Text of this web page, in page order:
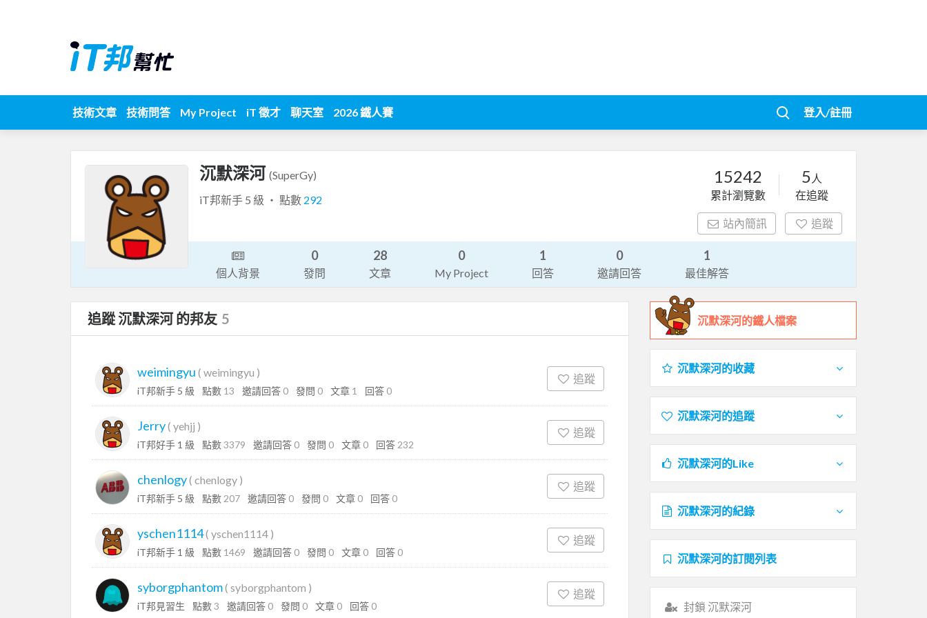
技術文章 技術問答 My Project iT 徵才 聊天室 2026 鐵人賽 登入/註冊
沉默深河 (SuperGy)
iT邦新手 5 級 ‧ 點數 292
15242
累計瀏覽數
5 人
在追蹤
站內簡訊 追蹤
個人背景
0
發問
28
文章
0
My Project
1
回答
0
邀請回答
1
最佳解答
追蹤 沉默深河 的邦友 5
weimingyu ( weimingyu )
iT邦新手 5 級 點數 13 邀請回答 0 發問 0 文章 1 回答 0
追蹤
Jerry( yehjj )
iT邦好手 1 級 點數3379 邀請回答 0 發問 0 文章 0 回答 232
追蹤
chenlogy( chenlogy )
iT邦新手 5 級 點數 207 邀請回答 0 發問 0 文章 0 回答 0
追蹤
yschen1114( yschen1114 )
iT邦新手 1 級 點數 1469 邀請回答 0 發問 0 文章 0 回答 0
追蹤
syborgphantom( syborgphantom )
iT邦見習生 點數3 邀請回答 0 發問 0 文章 0 回答 0
追蹤
沉默深河的鐵人檔案
沉默深河的收藏
沉默深河的追蹤
沉默深河的Like
沉默深河的紀錄
沉默深河的訂閱列表
封鎖 沉默深河